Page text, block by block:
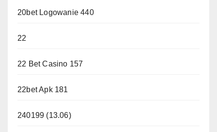
20bet Logowanie 440
22
22 Bet Casino 157
22bet Apk 181
240199 (13.06)